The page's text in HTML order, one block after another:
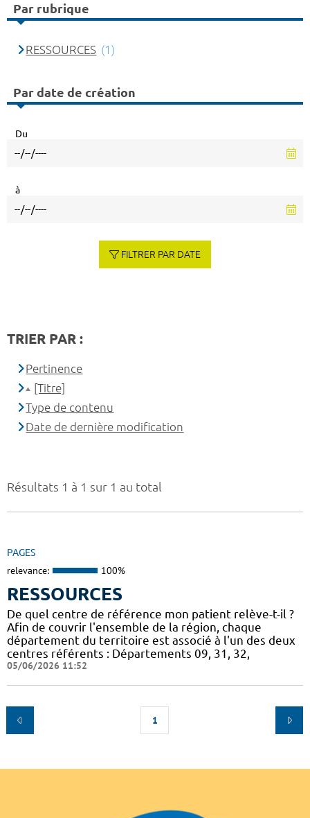
Résultats 1 à 1 sur 1 au total
PAGES
relevance: 100%
RESSOURCES
De quel centre de référence mon patient relève-t-il ?
Afin de couvrir l'ensemble de la région, chaque
département du territoire est associé à l'un des deux
centres référents : Départements 09, 31, 32,
05/06/2026 11:52
1
Par rubrique
RESSOURCES (1)
Par date de création
Du
à
FILTRER PAR DATE
TRIER PAR :
Pertinence
[Titre]
Type de contenu
Date de dernière modification